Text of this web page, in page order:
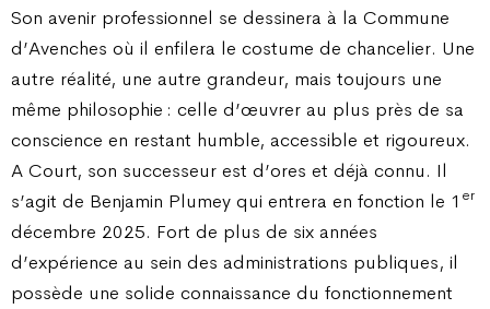
Son avenir professionnel se dessinera à la Commune
d’Avenches où il enfilera le costume de chancelier. Une
autre réalité, une autre grandeur, mais toujours une
même philosophie : celle d’œuvrer au plus près de sa
conscience en restant humble, accessible et rigoureux.
A Court, son successeur est d’ores et déjà connu. Il
s’agit de Benjamin Plumey qui entrera en fonction le 1 er
décembre 2025. Fort de plus de six années
d’expérience au sein des administrations publiques, il
possède une solide connaissance du fonctionnement